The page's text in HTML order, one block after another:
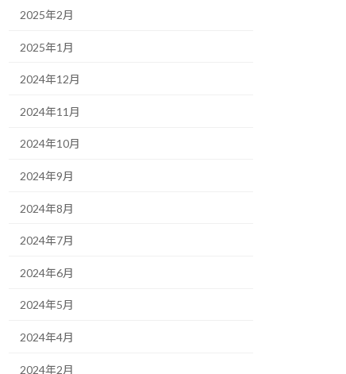
2025年2月
2025年1月
2024年12月
2024年11月
2024年10月
2024年9月
2024年8月
2024年7月
2024年6月
2024年5月
2024年4月
2024年2月